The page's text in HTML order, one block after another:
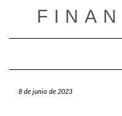
8 de junio de 2023